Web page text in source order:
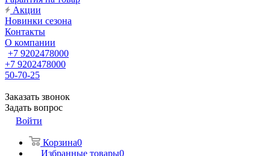
Акции
Новинки сезона
Контакты
О компании
+7 9202478000
+7 9202478000
50-70-25
Заказать звонок
Задать вопрос
Войти
Корзина0
Избранные товары0